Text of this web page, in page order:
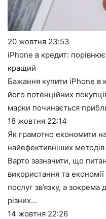
20 жовтня 23:53
iPhone в кредит:
кращий
Бажання купити iPhone в
його потенційних
марки починається
18 жовтня 22:14
Як грамотно економити на
найефективніших методів
Варто зазначити, що
використання та економії
послуг зв’язку, а зокрема
різних…
14 жовтня 22:26